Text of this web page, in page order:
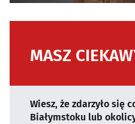
MASZ
Wiesz, że zdarzyło się
Białymstoku lub